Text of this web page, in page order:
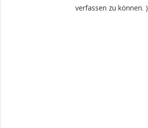
verfassen zu können. )